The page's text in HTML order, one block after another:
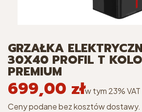
GRZAŁKA
30X40 PROFIL T
PREMIUM
Cena
699,00 złw tym 23% VAT
w tym 23%VAT
Ceny podane bez kosztów dostawy.